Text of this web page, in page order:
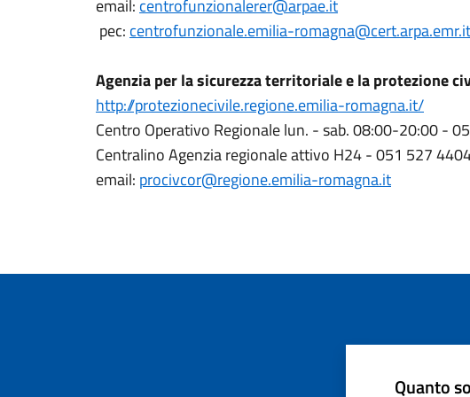
email: centrofunzionalerer@arpae.it
pec: centrofunzionale.emilia-romagna@cert.arpa.emr.it
Agenzia per la sicurezza territoriale e la protezione
http://protezionecivile.regione.emilia-romagna.it/
Centro Operativo Regionale lun. - sab. 08:00-20:00 -
Centralino Agenzia regionale attivo H24 - 051 527
email: procivcor@regione.emilia-romagna.it
Quanto